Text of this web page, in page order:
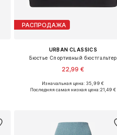
РАСПРОДАЖА
URBAN CLASSICS
Бюстье Спортивный бюстгальтер
22,99 €
Доступные размеры: S, M, L, XL
Изначальная цена: 35,99 €
Последняя самая низкая цена:21,49 €